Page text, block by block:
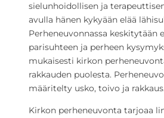
sielunhoidollisen ja
avulla hänen kykyään elää
Perheneuvonnassa keskitytään
parisuhteen ja perheen
mukaisesti kirkon
rakkauden puolesta.
määritelty usko, toivo ja rakkaus.
Kirkon perheneuvonta tarjoaa